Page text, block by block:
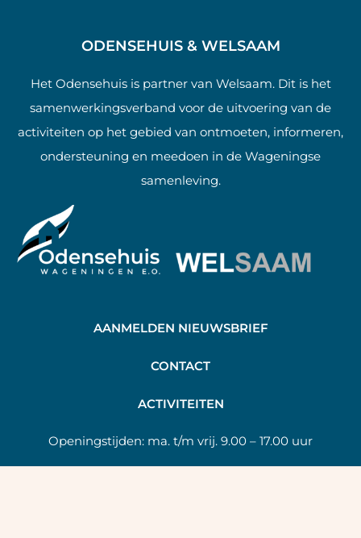
ODENSEHUIS & WELSAAM
Het Odensehuis is partner van Welsaam. Dit is het
samenwerkingsverband voor de uitvoering van de
activiteiten op het gebied van ontmoeten, informeren,
ondersteuning en meedoen in de Wageningse
samenleving.
AANMELDEN NIEUWSBRIEF
CONTACT
ACTIVITEITEN
Openingstijden: ma. t/m vrij. 9.00 – 17.00 uur